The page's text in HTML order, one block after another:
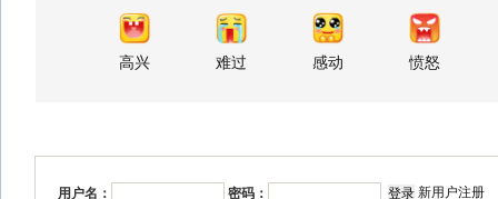
高兴 难过 感动 愤怒
用户名： 密码： 新用户注册